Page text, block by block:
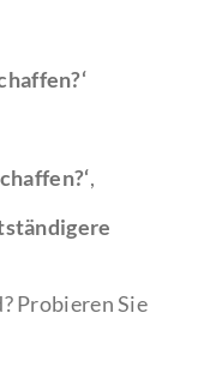
,
Probieren Sie